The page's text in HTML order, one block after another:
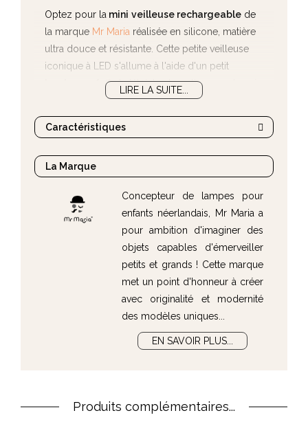
Optez pour la mini veilleuse rechargeable de
la marque Mr Maria réalisée en silicone, matière
ultra douce et résistante. Cette petite veilleuse
iconique à LED s'allume à l'aide d'un petit
bouton on/offet s'éteint automatiquement après
12 minutes. De petit format, elletient dans la
mainet se glisse facilement dans le sac à langer
à chacun de vos déplacements avec bébé. La
batterie rechargeable
Une jolie
collection de mini veilleuses Miffy
collectionner pour varier les plaisir ! Pour
laquelle allez-vous craquer en premier ?
LIRE LA SUITE...
Caractéristiques
La Marque
Concepteur de lampes pour
enfants néerlandais, Mr Maria a
pour ambition d'imaginer des
objets capables d'émerveiller
petits et grands ! Cette marque
met un point d'honneur à créer
avec originalité et modernité
des modèles uniques...
EN SAVOIR PLUS...
Produits complémentaires...